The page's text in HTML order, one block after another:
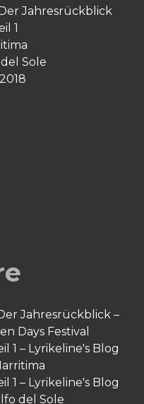
Jahresrückblick
1
Sole
Jahresrückblick –
Days Festival
1 – Lyrikeline's Blog
1 – Lyrikeline's Blog
del Sole